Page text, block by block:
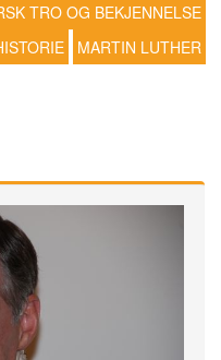
TRO OG BEKJENNELSE
MARTIN LUTHER